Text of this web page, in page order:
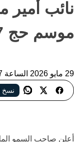
نائب أمير
موسم حج 1447هـ
29 مايو 2026 الساعة 4:27
نسخ
أعلن صاحب السمو